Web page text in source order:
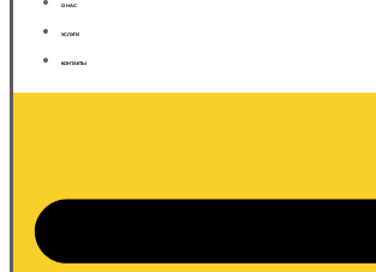
О НАС
УСЛУГИ
КОНТАКТЫ